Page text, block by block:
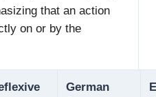
that an action
on or by the
German